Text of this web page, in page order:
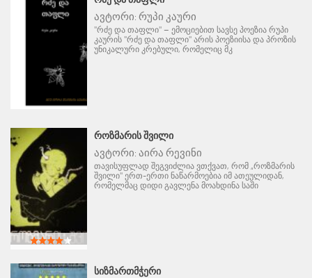
ავტორი: რუპი კაური
"რძე და თაფლი" – ემოციებით სავსე პოეზია რუპი
კაურის "რძე და თაფლი" არის პოეზიისა და პროზის
უნიკალური კრებული, რომელიც მკ
ᲠᲝᲖᲛᲐᲠᲘᲡ ᲨᲕᲘᲚᲘ
ავტორი: აირა რევინი
თავისუფლად შეგვიძლია ვთქვათ, რომ „როზმარის
შვილი" ერთ-ერთი ნაწარმოებია იმ ათეულიდან,
რომელმაც დიდი გავლენა მოახდინა საში
ᲡᲘᲖᲛᲐᲠᲗᲛᲭᲔᲠᲘ